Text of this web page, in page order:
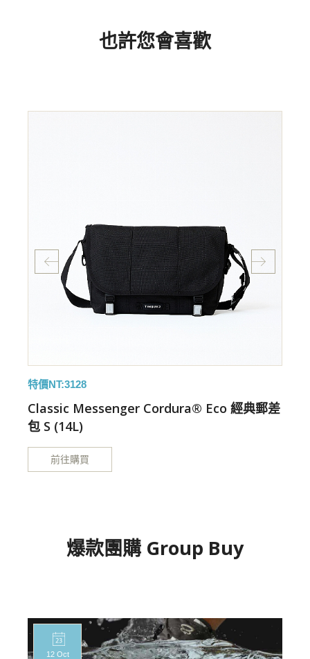
也許您會喜歡
特價NT:3128
Classic Messenger Cordura® Eco 經典郵差
包 S (14L)
前往購買
爆款團購 Group Buy
12 Oct